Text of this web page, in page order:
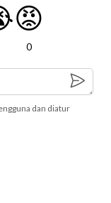
😡
0
dan diatur